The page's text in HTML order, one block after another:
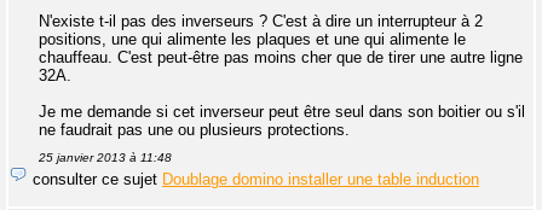
N'existe t-il pas des inverseurs ? C'est à dire un interrupteur à 2
positions, une qui alimente les plaques et une qui alimente le
chauffeau. C'est peut-être pas moins cher que de tirer une autre ligne
32A.
Je me demande si cet inverseur peut être seul dans son boitier ou s'il
ne faudrait pas une ou plusieurs protections.
25 janvier 2013 à 11:48
consulter ce sujet Doublage domino installer une table induction